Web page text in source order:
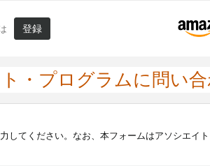
登録
・プログラムに問い
してください。なお、本フォームはアソシエイ